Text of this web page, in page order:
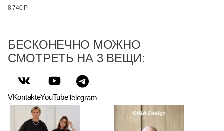
8 740 Р
БЕСКОНЕЧНО МОЖНО
СМОТРЕТЬ НА 3 ВЕЩИ:
VKontakteYouTubeTelegram